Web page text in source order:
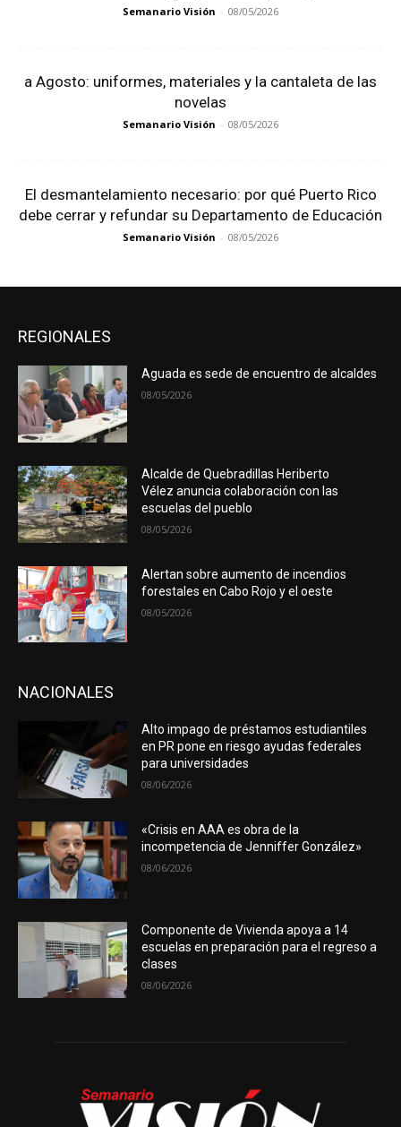
Semanario Visión - 08/05/2026
a Agosto: uniformes, materiales y la cantaleta de las
novelas
Semanario Visión - 08/05/2026
El desmantelamiento necesario: por qué Puerto Rico
debe cerrar y refundar su Departamento de Educación
Semanario Visión - 08/05/2026
REGIONALES
Aguada es sede de encuentro de alcaldes
08/05/2026
Alcalde de Quebradillas Heriberto
Vélez anuncia colaboración con las
escuelas del pueblo
08/05/2026
Alertan sobre aumento de incendios
forestales en Cabo Rojo y el oeste
08/05/2026
NACIONALES
Alto impago de préstamos estudiantiles
en PR pone en riesgo ayudas federales
para universidades
08/06/2026
«Crisis en AAA es obra de la
incompetencia de Jenniffer González»
08/06/2026
Componente de Vivienda apoya a 14
escuelas en preparación para el regreso a
clases
08/06/2026